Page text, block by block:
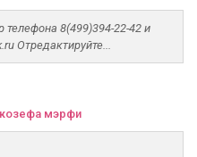
8(499)394-22-42 и
Отредактируйте...
мэрфи